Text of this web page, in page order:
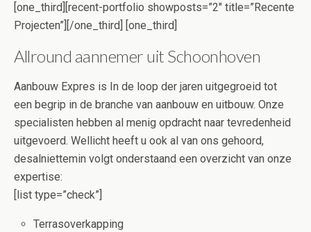
[one_third][recent-portfolio showposts=”2″ title=”Recente
Projecten”][/one_third] [one_third]
Allround aannemer uit Schoonhoven
Aanbouw Expres is In de loop der jaren uitgegroeid tot
een begrip in de branche van aanbouw en uitbouw. Onze
specialisten hebben al menig opdracht naar tevredenheid
uitgevoerd. Wellicht heeft u ook al van ons gehoord,
desalniettemin volgt onderstaand een overzicht van onze
expertise:
[list type=”check”]
Terrasoverkapping